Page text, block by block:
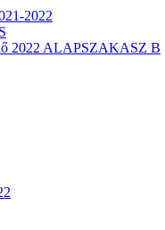
2022
2022 ALAPSZAKASZ B